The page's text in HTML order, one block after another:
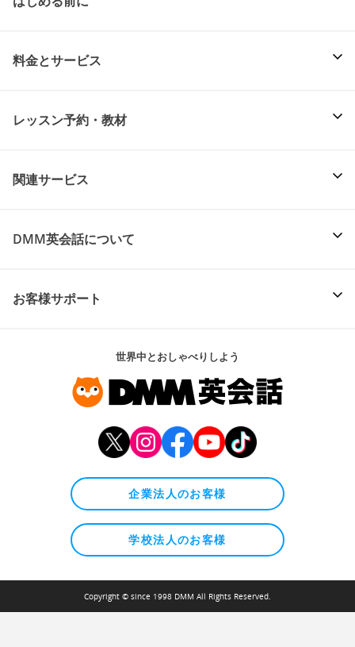
料金とサービス
レッスン予約・教材
関連サービス
DMM英会話について
お客様サポート
世界中とおしゃべりしよう
企業法人のお客様
学校法人のお客様
Copyright © since 1998 DMM All Rights Reserved.